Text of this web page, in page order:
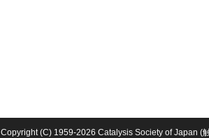
Copyright (C) 1959-2026 Catalysis Society of Japan (